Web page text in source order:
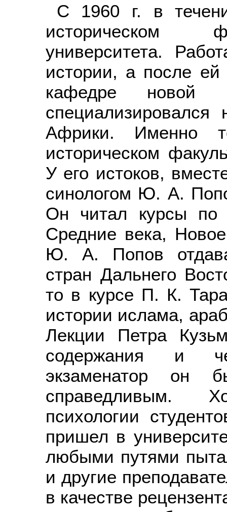
С 1960 г. в
историческом
университета.
истории, а после
кафедре новой
Африки. Именно
историческом
У его истоков,
синологом Ю. А.
Он читал курсы по
Средние века,
Ю. А. Попов
стран Дальнего
то в курсе П. К.
истории ислама,
Лекции Петра
содержания и
экзаменатор он
справедливым.
психологии
пришел в
любыми путями
и другие
в качестве